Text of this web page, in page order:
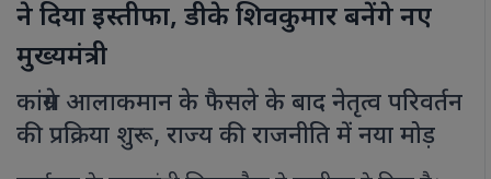
ने दिया इस्तीफा, डीके शिवकुमार बनेंगे नए
मुख्यमंत्री
कांग्रेस आलाकमान के फैसले के बाद नेतृत्व परिवर्तन
की प्रक्रिया शुरू, राज्य की राजनीति में नया मोड़